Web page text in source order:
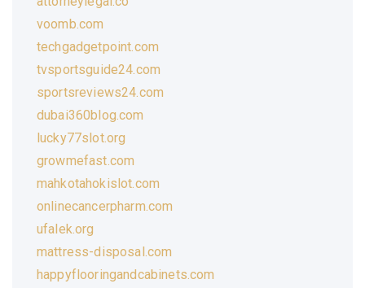
voomb.com
techgadgetpoint.com
tvsportsguide24.com
sportsreviews24.com
dubai360blog.com
lucky77slot.org
growmefast.com
mahkotahokislot.com
onlinecancerpharm.com
ufalek.org
mattress-disposal.com
happyflooringandcabinets.com